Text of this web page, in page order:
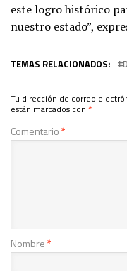
este logro histórico
nuestro estado”,
TEMAS RELACIONADOS:
Tu dirección de correo
están marcados con *
Comentario*
Nombre*